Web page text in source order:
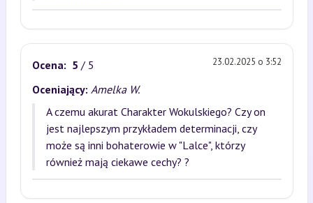
Ocena: 5 / 5 23.02.2025 o 3:52
Oceniający: Amelka W.
A czemu akurat Charakter Wokulskiego? Czy on
jest najlepszym przykładem determinacji, czy
może są inni bohaterowie w "Lalce", którzy
również mają ciekawe cechy? ?